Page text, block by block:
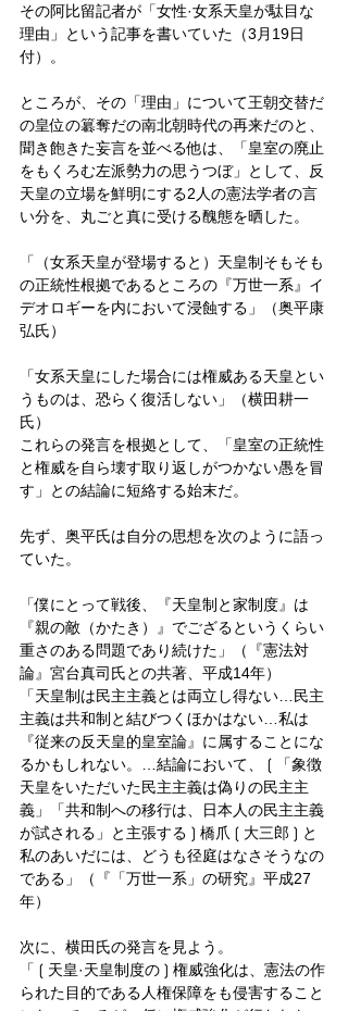
その阿比留記者が「女性·女系天皇が駄目な
理由」という記事を書いていた（3月19日
付）。
ところが、その「理由」について王朝交替だ
の皇位の簒奪だの南北朝時代の再来だのと、
聞き飽きた妄言を並べる他は、「皇室の廃止
をもくろむ左派勢力の思うつぼ」として、反
天皇の立場を鮮明にする2人の憲法学者の言
い分を、丸ごと真に受ける醜態を晒した。
「（女系天皇が登場すると）天皇制そもそも
の正統性根拠であるところの『万世一系』イ
デオロギーを内において浸蝕する」（奥平康
弘氏）
「女系天皇にした場合には権威ある天皇とい
うものは、恐らく復活しない」（横田耕一
氏）
これらの発言を根拠として、「皇室の正統性
と権威を自ら壊す取り返しがつかない愚を冒
す」との結論に短絡する始末だ。
先ず、奥平氏は自分の思想を次のように語っ
ていた。
「僕にとって戦後、『天皇制と家制度』は
『親の敵（かたき）』でござるというくらい
重さのある問題であり続けた」（『憲法対
論』宮台真司氏との共著、平成14年）
「天皇制は民主主義とは両立し得ない…民主
主義は共和制と結びつくほかはない…私は
『従来の反天皇的皇室論』に属することにな
るかもしれない。…結論において、❲「象徴
天皇をいただいた民主主義は偽りの民主主
義」「共和制への移行は、日本人の民主主義
が試される」と主張する❳橋爪❲大三郎❳と
私のあいだには、どうも径庭はなさそうなの
である」（『「万世一系」の研究』平成27
年）
次に、横田氏の発言を見よう。
「❲天皇·天皇制度の❳権威強化は、憲法の作
られた目的である人権保障をも侵害すること